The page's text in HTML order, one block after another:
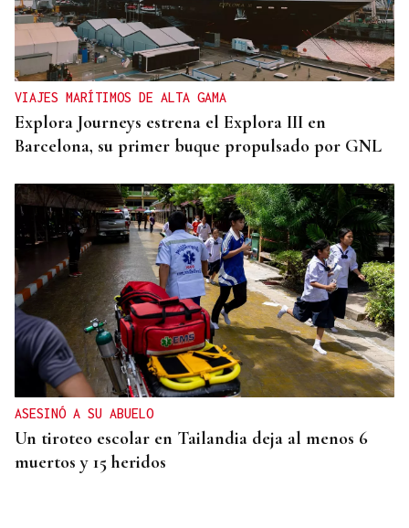
VIAJES MARÍTIMOS DE ALTA GAMA
Explora Journeys estrena el Explora III en
Barcelona, su primer buque propulsado por GNL
ASESINÓ A SU ABUELO
Un tiroteo escolar en Tailandia deja al menos 6
muertos y 15 heridos